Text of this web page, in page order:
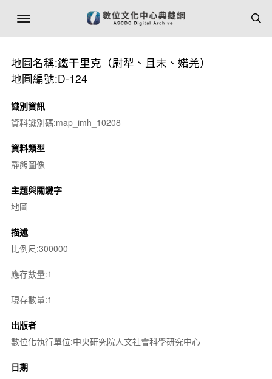
地圖名稱:鐵干里克（尉犁、且末、婼羌）
地圖編號:D-124
識別資訊
資料識別碼:map_imh_10208
資料類型
靜態圖像
主題與關鍵字
地圖
描述
比例尺:300000
應存數量:1
現存數量:1
出版者
數位化執行單位:中央研究院人文社會科學研究中心
日期